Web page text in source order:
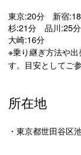
東京:20分 新宿
杉:21分 品川:25
大崎:16分
※乗り継ぎ方法や
す。目安としてご
所在地
・東京都世田谷区